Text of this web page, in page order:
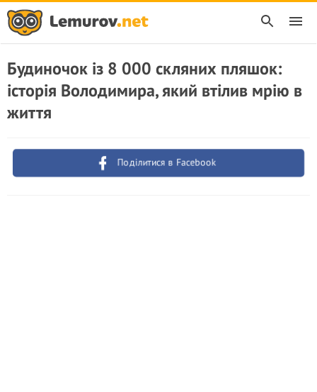
Будиночок із 8 000 скляних пляшок:
історія Володимира, який втілив мрію в
життя
Поділитися в Facebook